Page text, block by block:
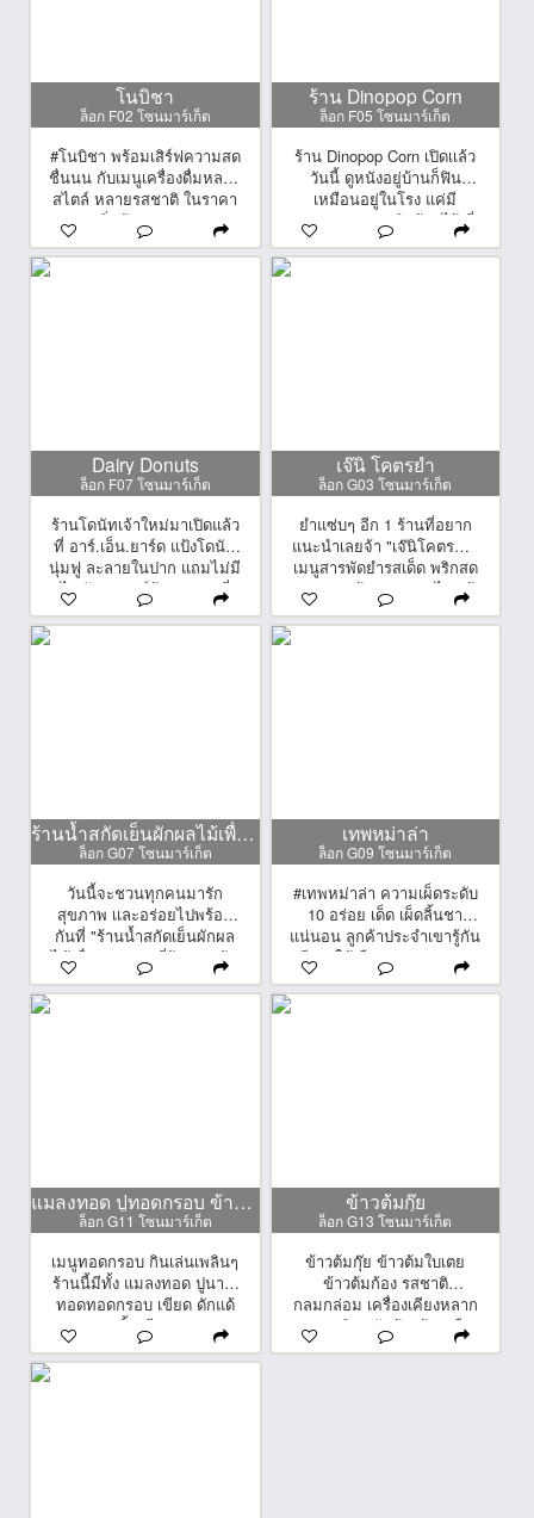
พร้อมให้บริการแล้ว
โนบิชา
ล็อก F02 โซนมาร์เก็ต
#โนบิชา พร้อมเสิร์ฟความสด
ชื่นนน กับเมนูเครื่องดื่มหลาก
สไตล์ หลายรสชาติ ในราคา
เริ่มต้น 19 บาท
ร้าน Dinopop Corn
ล็อก F05 โซนมาร์เก็ต
ร้าน Dinopop Corn เปิดเเล้ว
วันนี้ ดูหนังอยู่บ้านก็ฟิน
เหมือนอยู่ในโรง แค่มี
Dinopop Corn ติดบ้านไว้ ที่
ร้านมีรสชาติให้เลือกถึง 21
รสชาติเน้นๆ ทั้งทรัฟเฟิล นม
Dairy Donuts
ล็อก F07 โซนมาร์เก็ต
ร้านโดนัทเจ้าใหม่มาเปิดแล้ว
ที่ อาร์.เอ็น.ยาร์ด แป้งโดนัท
นุ่มฟู ละลายในปาก แถมไม่มี
ไขมันทรานส์ด้วยนะคะ ที่
ร้านมีโปรโมชั่น ซื้อ 10 ฟรี 1
คุ้มค่าคุ้มราคาแน่นอนน
เจ๊นิ โคตรยำ
ล็อก G03 โซนมาร์เก็ต
ยำแซ่บๆ อีก 1 ร้านที่อยาก
แนะนำเลยจ้า "เจ๊นิโคตรยำ"
เมนูสารพัดยำรสเด็ด พริกสด
มะนาวแท้ อร่อยแซ่บไม่แพ้
ร้านอื่นๆ มีตั้งแต่ราคา 100-
500 บาท อิ่มแบบจุกๆทั้ง
ร้านน้ำสกัดเย็นผักผลไม้เพื่อสุขภาพ
ล็อก G07 โซนมาร์เก็ต
วันนี้จะชวนทุกคนมารัก
สุขภาพ เเละอร่อยไปพร้อม
กันที่ "ร้านน้ำสกัดเย็นผักผล
ไม้เพื่อสุขภาพ" ที่ร้านจะเน้น
ใช้ผักและผลไม้สดใหม่และมี
คุณภาพ เย็นนี้เเวะมาลองกัน
เทพหม่าล่า
ล็อก G09 โซนมาร์เก็ต
#เทพหม่าล่า ความเผ็ดระดับ
10 อร่อย เด็ด เผ็ดลิ้นชา
แน่นอน ลูกค้าประจำเขารู้กัน
มีเมนูให้เลือกกว่า 20 อย่าง
ทั้งผัก หมู เนื้อ ทะเล เบค่อน
ฯลฯ เย็นนี้มาเลือกได้เลยจ้า
แมลงทอด ปูทอดกรอบ ข้าวโพดต้ม
ล็อก G11 โซนมาร์เก็ต
เมนูทอดกรอบ กินเล่นเพลินๆ
ร้านนี้มีทั้ง แมลงทอด ปูนา-ปู
ทอดทอดกรอบ เขียด ดักแด้
แมงชอน จิ้งหรีด มาครบบบ
นอกจากนี้ยังมีเมนู ข้าวโพด
ต้ม ถั่วต้มด้วยค่ะ เมนูบ้านๆ
ข้าวต้มกุ๊ย
ล็อก G13 โซนมาร์เก็ต
ข้าวต้มกุ๊ย ข้าวต้มใบเตย
ข้าวต้มก้อง รสชาติ
กลมกล่อม เครื่องเคียงหลาก
หลาย กินคู่กับข้าวต้ม หรือ
ข้าวสวยก็แสนจะเข้ากัน เริ่ม